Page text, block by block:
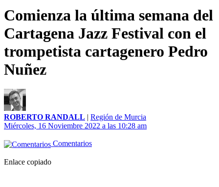
Comienza la última semana del
Cartagena Jazz Festival con el
trompetista cartagenero Pedro
Nuñez
ROBERTO RANDALL | Región de Murcia
Miércoles, 16 Noviembre 2022 a las 10:28 am
Comentarios
Enlace copiado